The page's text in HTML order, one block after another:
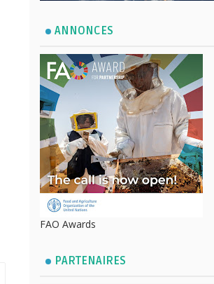
ANNONCES
FAO Awards
PARTENAIRES